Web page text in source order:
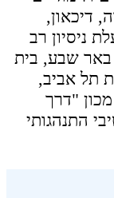
דיכאון,
ניסיון רב
באר שבע, בית
תל אביב,
"דרך
התנהגותי